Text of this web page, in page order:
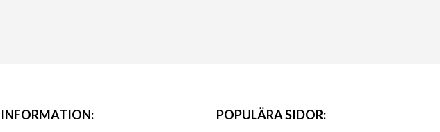
INFORMATION: POPULÄRA SIDOR: